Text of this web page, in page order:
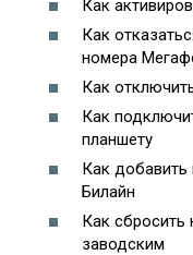
Как
Как
номера
Как
Как
планшету
Как добавить
Билайн
Как сбросить
заводским